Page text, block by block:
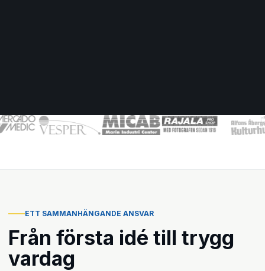
ETT SAMMANHÄNGANDE ANSVAR
Från första idé till trygg
vardag